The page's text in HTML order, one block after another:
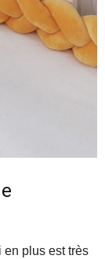
en plus est très